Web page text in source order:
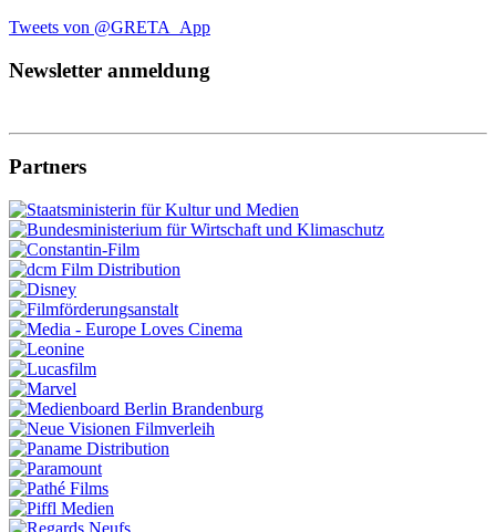
Tweets von @GRETA_App
Newsletter anmeldung
Partners